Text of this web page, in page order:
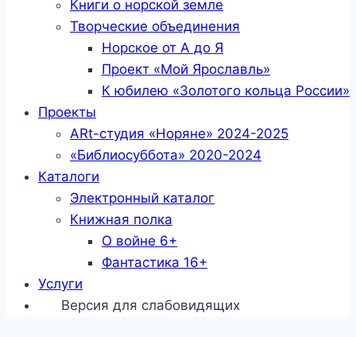
Книги о норской земле
Творческие объединения
Норское от А до Я
Проект «Мой Ярославль»
К юбилею «Золотого кольца России»
Проекты
ARt-студия «Норяне» 2024-2025
«Библиосуббота» 2020-2024
Каталоги
Электронный каталог
Книжная полка
О войне 6+
Фантастика 16+
Услуги
Версия для слабовидящих